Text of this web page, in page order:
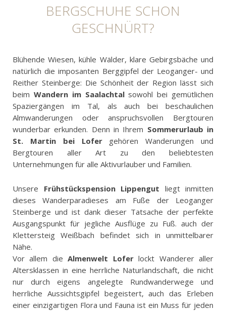
BERGSCHUHE SCHON
GESCHNÜRT?
Blühende Wiesen, kühle Wälder, klare Gebirgsbäche und
natürlich die imposanten Berggipfel der Leoganger- und
Reither Steinberge: Die Schönheit der Region lässt sich
beim Wandern im Saalachtalsowohl bei gemütlichen
Spaziergängen im Tal, als auch bei beschaulichen
Almwanderungen oder anspruchsvollen Bergtouren
wunderbar erkunden. Denn in Ihrem Sommerurlaub in
St. Martin bei Lofergehören Wanderungen und
Bergtouren aller Art zu den beliebtesten
Unternehmungen für alle Aktivurlauber und Familien.
Unsere Frühstückspension Lippengut liegt inmitten
dieses Wanderparadieses am Fuße der Leoganger
Steinberge und ist dank dieser Tatsache der perfekte
Ausgangspunkt für jegliche Ausflüge zu Fuß. auch der
Klettersteig Weißbach befindet sich in unmittelbarer
Nähe.
Vor allem dieAlmenwelt Loferlockt Wanderer aller
Altersklassen in eine herrliche Naturlandschaft, die nicht
nur durch eigens angelegte Rundwanderwege und
herrliche Aussichtsgipfel begeistert, auch das Erleben
einer einzigartigen Flora und Fauna ist ein Muss für jeden